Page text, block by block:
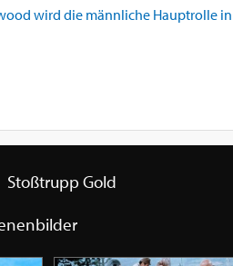
wird die männliche Hauptrolle
Stoßtrupp Gold